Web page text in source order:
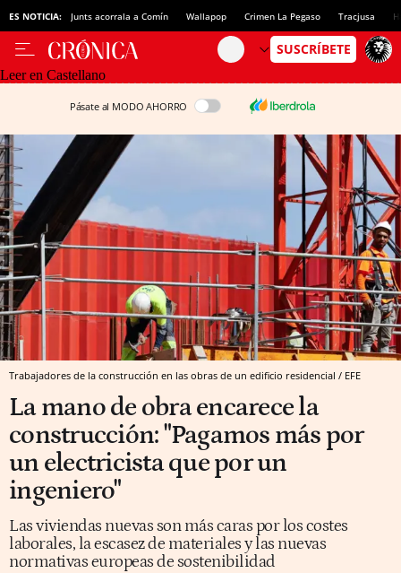
ES NOTICIA: Junts acorrala a Comín Wallapop Crimen La Pegaso Tracjusa
Leer en Castellano
Pásate al MODO AHORRO
Trabajadores de la construcción en las obras de un edificio residencial / EFE
La mano de obra encarece la
construcción: "Pagamos más por
un electricista que por un
ingeniero"
Las viviendas nuevas son más caras por los costes
laborales, la escasez de materiales y las nuevas
normativas europeas de sostenibilidad